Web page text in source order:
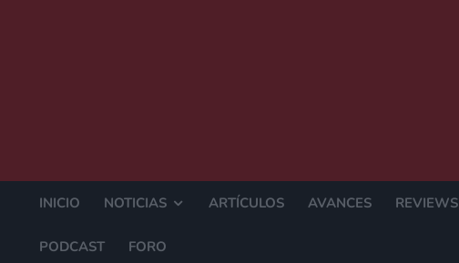
INICIO NOTICIAS ARTÍCULOS AVANCES REVIEWS
PODCAST FORO